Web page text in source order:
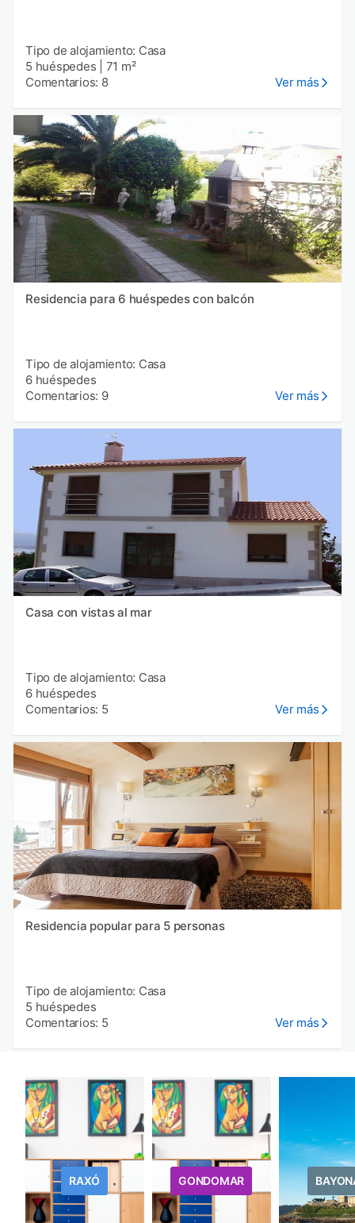
Tipo de alojamiento: Casa
5 huéspedes
71 m²
Comentarios: 8
Ver más
Residencia para 6 huéspedes con balcón
Tipo de alojamiento: Casa
6 huéspedes
Comentarios: 9
Ver más
Casa con vistas al mar
Tipo de alojamiento: Casa
6 huéspedes
Comentarios: 5
Ver más
Residencia popular para 5 personas
Tipo de alojamiento: Casa
5 huéspedes
Comentarios: 5
Ver más
RAXÓ GONDOMAR